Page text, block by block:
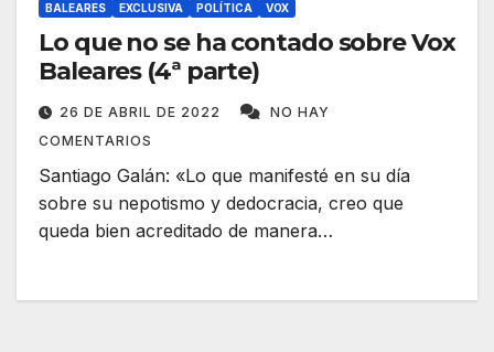
BALEARES EXCLUSIVA POLÍTICA VOX
Lo que no se ha contado sobre Vox
Baleares (4ª parte)
26 DE ABRIL DE 2022
NO HAY
COMENTARIOS
Santiago Galán: «Lo que manifesté en su día
sobre su nepotismo y dedocracia, creo que
queda bien acreditado de manera…